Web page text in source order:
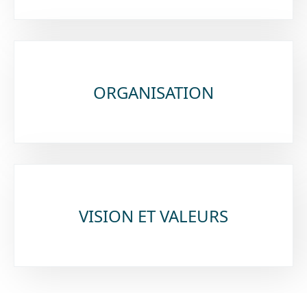
ORGANISATION
VISION ET VALEURS